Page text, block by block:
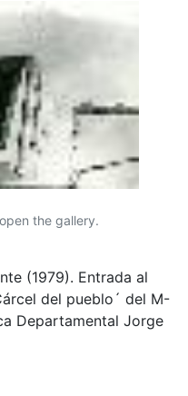
the gallery.
(1979). Entrada al
del pueblo´ del M-
Departamental Jorge